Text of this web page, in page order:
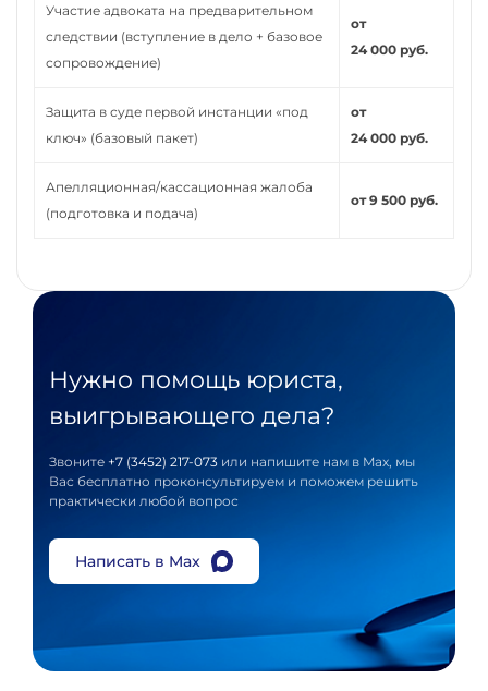
Участие адвоката на предварительном
следствии (вступление в дело + базовое
сопровождение)
от
24 000 руб.
Защита в суде первой инстанции «под
ключ» (базовый пакет)
от
24 000 руб.
Апелляционная/кассационная жалоба
(подготовка и подача)
от 9 500 руб.
Нужно помощь юриста,
выигрывающего дела?
Звоните +7 (3452) 217-073 или напишите нам в Max, мы
Вас бесплатно проконсультируем и поможем решить
практически любой вопрос
Написать в Max